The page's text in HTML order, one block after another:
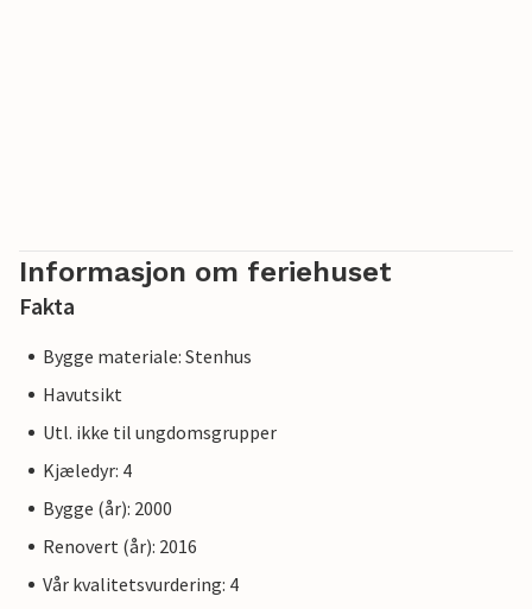
Informasjon om feriehuset
Fakta
Bygge materiale: Stenhus
Havutsikt
Utl. ikke til ungdomsgrupper
Kjæledyr: 4
Bygge (år): 2000
Renovert (år): 2016
Vår kvalitetsvurdering: 4